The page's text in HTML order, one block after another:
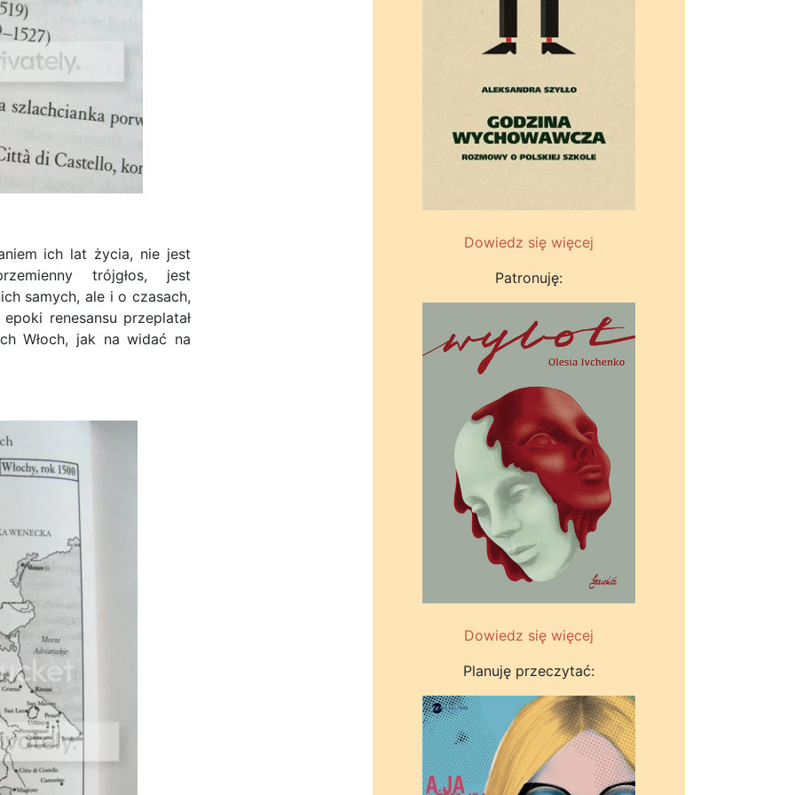
ich lat życia, nie jest
trójgłos, jest
samych, ale i o czasach,
renesansu przeplatał
Włoch, jak na widać na
Dowiedz się więcej
Patronuję:
Dowiedz się więcej
Planuję przeczytać: